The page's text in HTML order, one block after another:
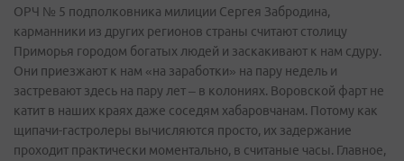
ОРЧ № 5 подполковника милиции Сергея Забродина,
карманники из других регионов страны считают столицу
Приморья городом богатых людей и заскакивают к нам сдуру.
Они приезжают к нам «на заработки» на пару недель и
застревают здесь на пару лет – в колониях. Воровской фарт не
катит в наших краях даже соседям хабаровчанам. Потому как
щипачи-гастролеры вычисляются просто, их задержание
проходит практически моментально, в считаные часы. Главное,